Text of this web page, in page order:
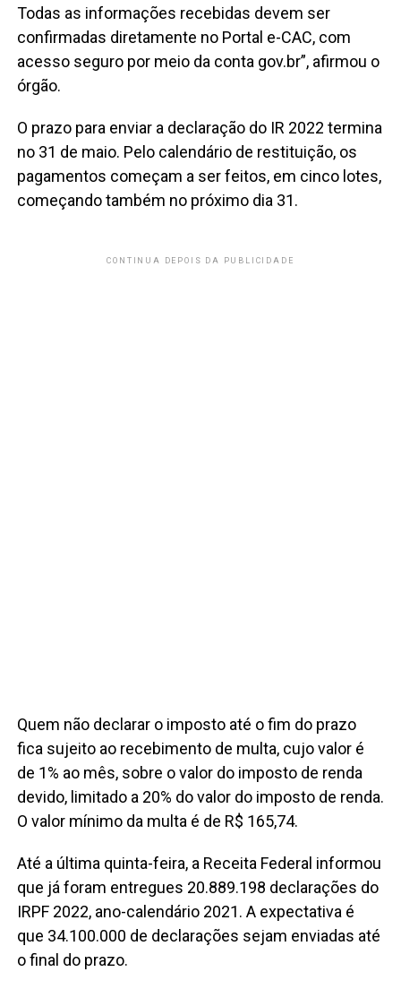
Todas as informações recebidas devem ser
confirmadas diretamente no Portal e-CAC, com
acesso seguro por meio da conta gov.br”, afirmou o
órgão.
O prazo para enviar a declaração do IR 2022 termina
no 31 de maio. Pelo calendário de restituição, os
pagamentos começam a ser feitos, em cinco lotes,
começando também no próximo dia 31.
CONTINUA DEPOIS DA PUBLICIDADE
Quem não declarar o imposto até o fim do prazo
fica sujeito ao recebimento de multa, cujo valor é
de 1% ao mês, sobre o valor do imposto de renda
devido, limitado a 20% do valor do imposto de renda.
O valor mínimo da multa é de R$ 165,74.
Até a última quinta-feira, a Receita Federal informou
que já foram entregues 20.889.198 declarações do
IRPF 2022, ano-calendário 2021. A expectativa é
que 34.100.000 de declarações sejam enviadas até
o final do prazo.